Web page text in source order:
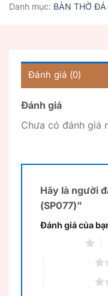
Danh mục: BÀN THỜ ĐÁ
Đánh giá (0)
Đánh giá
Chưa có đánh giá
Hãy là người
(SP077)”
Đánh giá của